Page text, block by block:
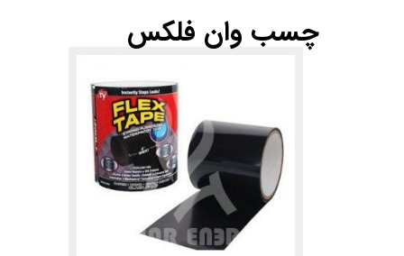
چسب وان فلکس